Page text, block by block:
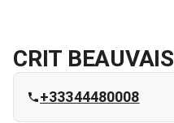
CRIT BEAUVAIS
+33344480008